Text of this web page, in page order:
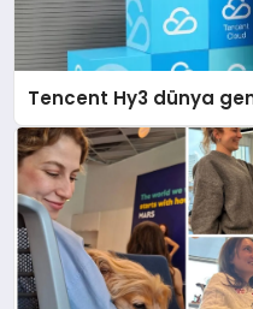
Tencent Hy3 dünya